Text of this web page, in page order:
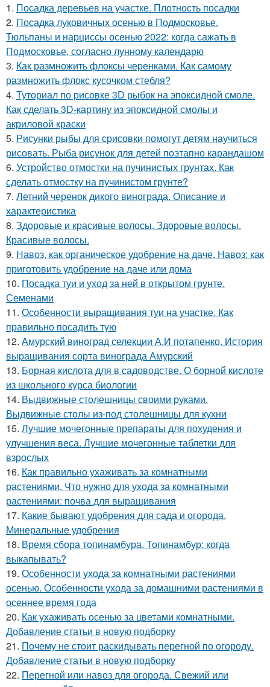
1. Посадка деревьев на участке. Плотность посадки
2. Посадка луковичных осенью в Подмосковье.
Тюльпаны и нарциссы осенью 2022: когда сажать в
Подмосковье, согласно лунному календарю
3. Как размножить флоксы черенками. Как самому
размножить флокс кусочком стебля?
4. Туториал по рисовке 3D рыбок на эпоксидной смоле.
Как сделать 3D-картину из эпоксидной смолы и
акриловой краски
5. Рисунки рыбы для срисовки помогут детям научиться
рисовать. Рыба рисунок для детей поэтапно карандашом
6. Устройство отмостки на пучинистых грунтах. Как
сделать отмостку на пучинистом грунте?
7. Летний черенок дикого винограда. Описание и
характеристика
8. Здоровые и красивые волосы. Здоровые волосы.
Красивые волосы.
9. Навоз, как органическое удобрение на даче. Навоз: как
приготовить удобрение на даче или дома
10. Посадка туи и уход за ней в открытом грунте.
Семенами
11. Особенности выращивания туи на участке. Как
правильно посадить тую
12. Амурский виноград селекции А.И потапенко. История
выращивания сорта винограда Амурский
13. Борная кислота для в садоводстве. О борной кислоте
из школьного курса биологии
14. Выдвижные столешницы своими руками.
Выдвижные столы из-под столешницы для кухни
15. Лучшие мочегонные препараты для похудения и
улучшения веса. Лучшие мочегонные таблетки для
взрослых
16. Как правильно ухаживать за комнатными
растениями. Что нужно для ухода за комнатными
растениями: почва для выращивания
17. Какие бывают удобрения для сада и огорода.
Минеральные удобрения
18. Время сбора топинамбура. Топинамбур: когда
выкапывать?
19. Особенности ухода за комнатными растениями
осенью. Особенности ухода за домашними растениями в
осеннее время года
20. Как ухаживать осенью за цветами комнатными.
Добавление статьи в новую подборку
21. Почему не стоит раскидывать перегной по огороду.
Добавление статьи в новую подборку
22. Перегной или навоз для огорода. Свежий или